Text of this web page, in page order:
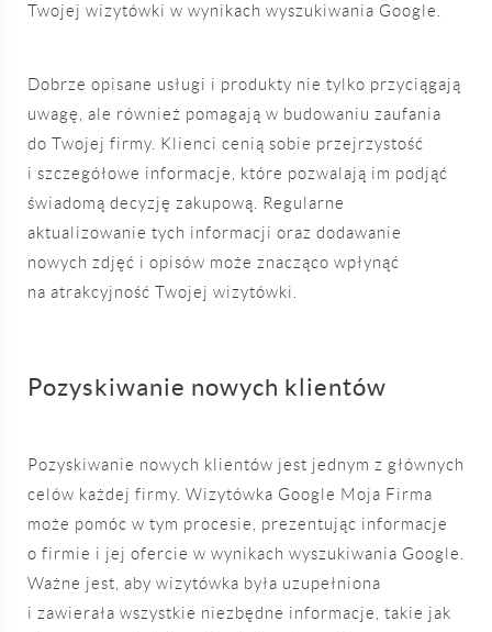
Twojej wizytówki w wynikach wyszukiwania Google.
Dobrze opisane usługi i produkty nie tylko przyciągają
uwagę, ale również pomagają w budowaniu zaufania
do Twojej firmy. Klienci cenią sobie przejrzystość
i szczegółowe informacje, które pozwalają im podjąć
świadomą decyzję zakupową. Regularne
aktualizowanie tych informacji oraz dodawanie
nowych zdjęć i opisów może znacząco wpłynąć
na atrakcyjność Twojej wizytówki.
Pozyskiwanie nowych klientów
Pozyskiwanie nowych klientów jest jednym z głównych
celów każdej firmy. Wizytówka Google Moja Firma
może pomóc w tym procesie, prezentując informacje
o firmie i jej ofercie w wynikach wyszukiwania Google.
Ważne jest, aby wizytówka była uzupełniona
i zawierała wszystkie niezbędne informacje, takie jak